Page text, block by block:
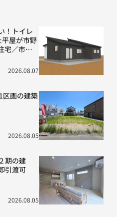
！トイレ
屋が市野
宅／市野
2026.08.07
区画の建築
2026.08.05
期の建
引渡可
2026.08.05